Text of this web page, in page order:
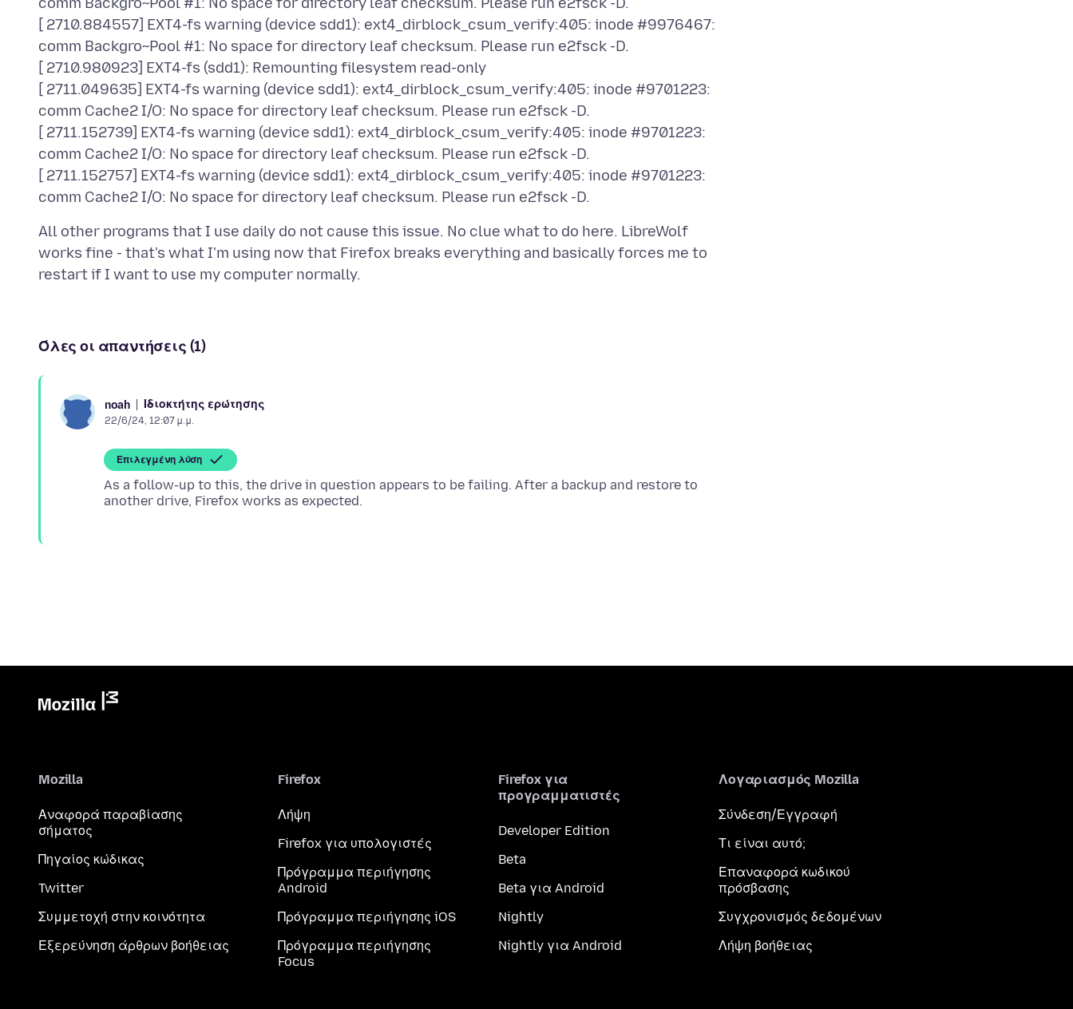
comm Backgro~Pool #1: No space for directory leaf checksum. Please run e2fsck -D.
[ 2710.884557] EXT4-fs warning (device sdd1): ext4_dirblock_csum_verify:405: inode #9976467:
comm Backgro~Pool #1: No space for directory leaf checksum. Please run e2fsck -D.
[ 2710.980923] EXT4-fs (sdd1): Remounting filesystem read-only
[ 2711.049635] EXT4-fs warning (device sdd1): ext4_dirblock_csum_verify:405: inode #9701223:
comm Cache2 I/O: No space for directory leaf checksum. Please run e2fsck -D.
[ 2711.152739] EXT4-fs warning (device sdd1): ext4_dirblock_csum_verify:405: inode #9701223:
comm Cache2 I/O: No space for directory leaf checksum. Please run e2fsck -D.
[ 2711.152757] EXT4-fs warning (device sdd1): ext4_dirblock_csum_verify:405: inode #9701223:
All other programs that I use daily do not cause this issue. No clue what to do here. LibreWolf
works fine - that's what I'm using now that Firefox breaks everything and basically forces me to
Όλες οι απαντήσεις (1)
noah Ιδιοκτήτης ερώτησης
22/6/24, 12:07 μ.μ.
Επιλεγμένη λύση
As a follow-up to this, the drive in question appears to be failing. After a backup and restore to
Mozilla
Αναφορά παραβίασης
σήματος
Πηγαίος κώδικας
Twitter
Συμμετοχή στην κοινότητα
Εξερεύνηση άρθρων βοήθειας
Firefox
Λήψη
Firefox για υπολογιστές
Πρόγραμμα περιήγησης
Android
Πρόγραμμα περιήγησης iOS
Πρόγραμμα περιήγησης
Focus
Firefox για
προγραμματιστές
Developer Edition
Beta
Beta για Android
Nightly
Nightly για Android
Λογαριασμός Mozilla
Σύνδεση/Εγγραφή
Τι είναι αυτό;
Επαναφορά κωδικού
πρόσβασης
Συγχρονισμός δεδομένων
Λήψη βοήθειας